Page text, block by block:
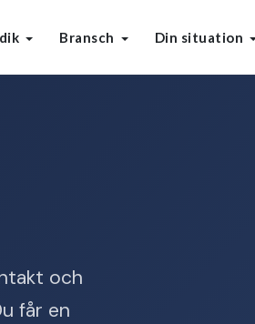
Bransch Din situation
och
får en